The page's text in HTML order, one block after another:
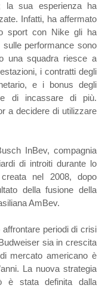
la sua esperienza ha
Infatti, ha affermato
sport con Nike gli ha
performance sono
una squadra riesce a
i contratti degli
e i bonus degli
di incassare di più.
a decidere di utilizzare
InBev, compagnia
di introiti durante lo
nel 2008, dopo
della fusione della
AmBev.
periodi di crisi
sia in crescita
mercato americano è
La nuova strategia
è stata definita dalla